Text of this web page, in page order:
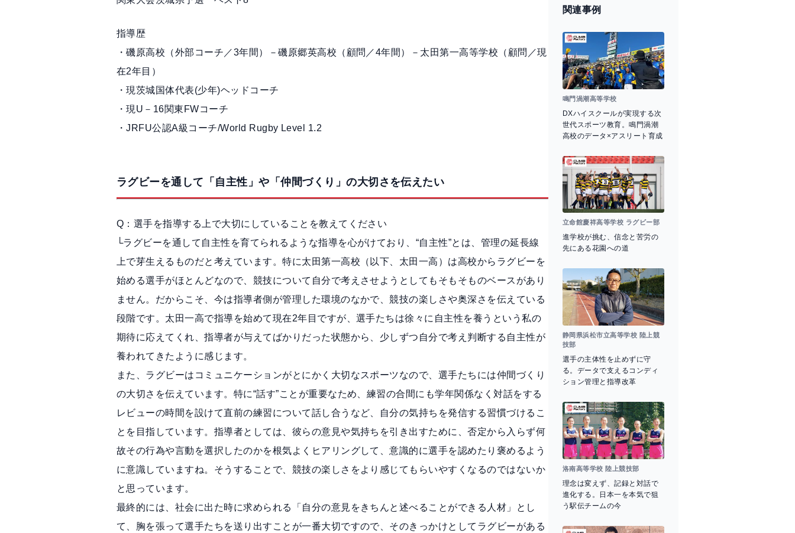
指導歴
・磯原高校（外部コーチ／3年間）－磯原郷英高校（顧問／4年間）－太田第一高等学校（顧問／現
在2年目）
・現茨城国体代表(少年)ヘッドコーチ
・現U－16関東FWコーチ
・JRFU公認A級コーチ/World Rugby Level 1.2
ラグビーを通して「自主性」や「仲間づくり」の大切さを伝えたい
Q：選手を指導する上で大切にしていることを教えてください
└ラグビーを通して自主性を育てられるような指導を心がけており、“自主性”とは、管理の延長線
上で芽生えるものだと考えています。特に太田第一高校（以下、太田一高）は高校からラグビーを
始める選手がほとんどなので、競技について自分で考えさせようとしてもそもそものベースがあり
ません。だからこそ、今は指導者側が管理した環境のなかで、競技の楽しさや奥深さを伝えている
段階です。太田一高で指導を始めて現在2年目ですが、選手たちは徐々に自主性を養うという私の
期待に応えてくれ、指導者が与えてばかりだった状態から、少しずつ自分で考え判断する自主性が
養われてきたように感じます。
また、ラグビーはコミュニケーションがとにかく大切なスポーツなので、選手たちには仲間づくり
の大切さを伝えています。特に“話す”ことが重要なため、練習の合間にも学年関係なく対話をする
レビューの時間を設けて直前の練習について話し合うなど、自分の気持ちを発信する習慣づけるこ
とを目指しています。指導者としては、彼らの意見や気持ちを引き出すために、否定から入らず何
故その行為や言動を選択したのかを根気よくヒアリングして、意識的に選手を認めたり褒めるよう
に意識していますね。そうすることで、競技の楽しさをより感じてもらいやすくなるのではないか
と思っています。
最終的には、社会に出た時に求められる「自分の意見をきちんと述べることができる人材」とし
て、胸を張って選手たちを送り出すことが一番大切ですので、そのきっかけとしてラグビーがある
関連事例
鳴門渦潮高等学校
DXハイスクールが実現する次
世代スポーツ教育。鳴門渦潮
高校のデータ×アスリート育成
立命館慶祥高等学校 ラグビー部
進学校が挑む、信念と苦労の
先にある花園への道
静岡県浜松市立高等学校 陸上競
技部
選手の主体性を止めずに守
る。データで支えるコンディ
ション管理と指導改革
洛南高等学校 陸上競技部
理念は変えず、記録と対話で
進化する。日本一を本気で狙
う駅伝チームの今